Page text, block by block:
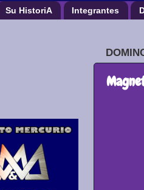
Su HistoriA Integrantes